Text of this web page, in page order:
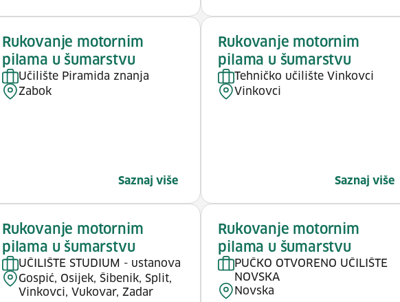
Rukovanje motornim
pilama u šumarstvu
Učilište Piramida znanja
Zabok
Saznaj više
Rukovanje motornim
pilama u šumarstvu
Tehničko učilište Vinkovci
Vinkovci
Saznaj više
Rukovanje motornim
pilama u šumarstvu
UČILIŠTE STUDIUM - ustanova
Gospić, Osijek, Šibenik, Split,
Vinkovci, Vukovar, Zadar
Rukovanje motornim
pilama u šumarstvu
PUČKO OTVORENO UČILIŠTE
NOVSKA
Novska